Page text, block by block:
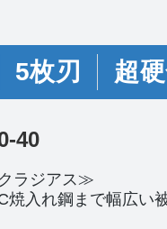
5枚刃 超
40
ラジアス≫
焼入れ鋼まで幅広い